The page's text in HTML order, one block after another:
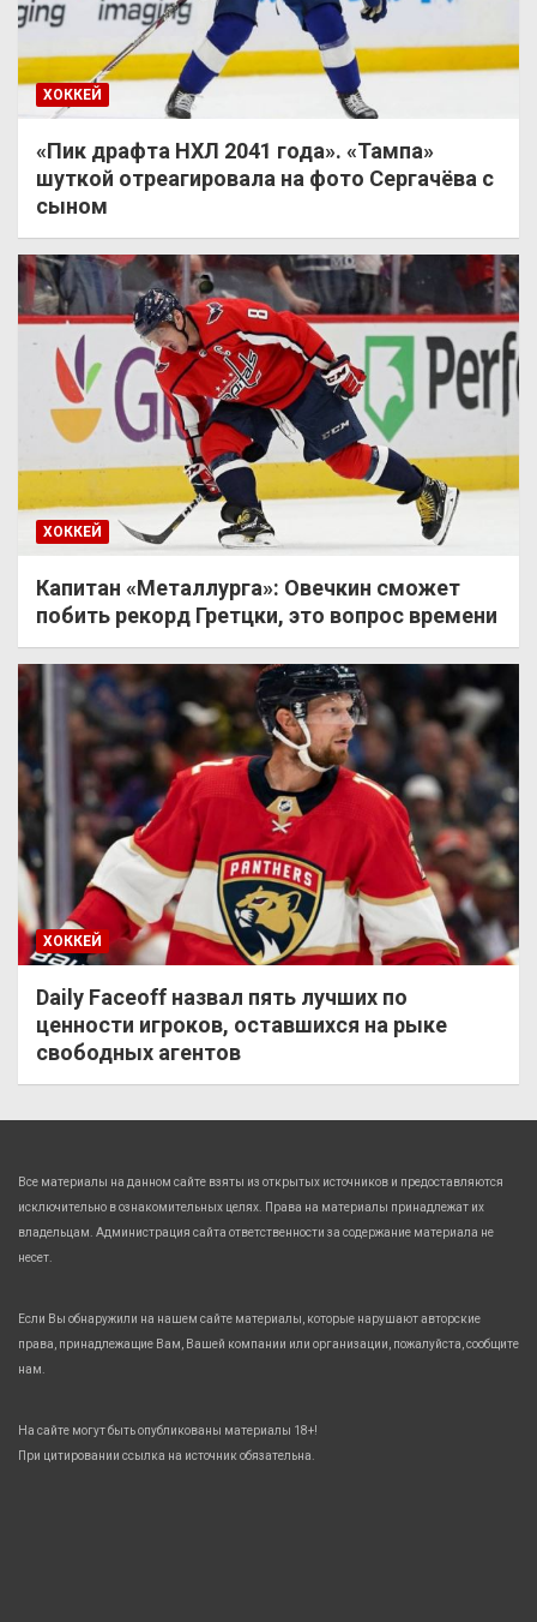
ХОККЕЙ
«Пик драфта НХЛ 2041 года». «Тампа»
шуткой отреагировала на фото Сергачёва с
сыном
ХОККЕЙ
Капитан «Металлурга»: Овечкин сможет
побить рекорд Гретцки, это вопрос времени
ХОККЕЙ
Daily Faceoff назвал пять лучших по
ценности игроков, оставшихся на рыке
свободных агентов
Все материалы на данном сайте взяты из открытых источников и предоставляются
исключительно в ознакомительных целях. Права на материалы принадлежат их
владельцам. Администрация сайта ответственности за содержание материала не
несет.
Если Вы обнаружили на нашем сайте материалы, которые нарушают авторские
права, принадлежащие Вам, Вашей компании или организации, пожалуйста, сообщите
нам.
На сайте могут быть опубликованы материалы 18+!
При цитировании ссылка на источник обязательна.